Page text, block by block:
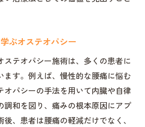
ぶオステオパシー
ステオパシー施術は、多くの患者に
ます。例えば、慢性的な腰痛に悩む
オパシーの手法を用いて内臓や自律
調和を図り、痛みの根本原因にアプ
、患者は腰痛の軽減だけでなく、